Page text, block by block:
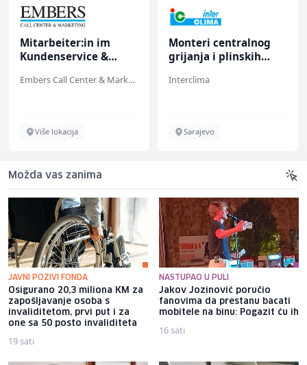
Mitarbeiter:in im
Kundenservice &
Embers Call Center & Marketing
Više lokacija
Monteri centralnog
grijanja i plinskih
Interclima
Sarajevo
Možda vas zanima
JAVNI POZIVI FONDA
Osigurano 20,3 miliona KM za
zapošljavanje osoba s
invaliditetom, prvi put i za
one sa 50 posto invaliditeta
19 sati
NASTUPAO U PULI
Jakov Jozinović poručio
fanovima da prestanu bacati
mobitele na binu: Pogazit ću ih
16 sati